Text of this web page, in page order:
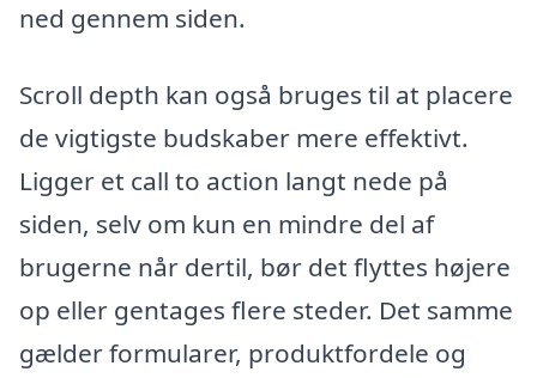
ned gennem siden.
Scroll depth kan også bruges til at placere
de vigtigste budskaber mere effektivt.
Ligger et call to action langt nede på
siden, selv om kun en mindre del af
brugerne når dertil, bør det flyttes højere
op eller gentages flere steder. Det samme
gælder formularer, produktfordele og